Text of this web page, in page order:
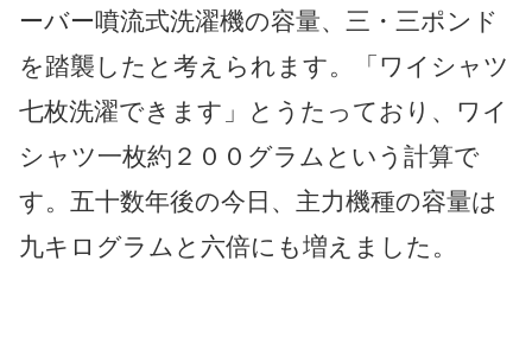
ーバー噴流式洗濯機の容量、三・三ポンド
を踏襲したと考えられます。「ワイシャツ
七枚洗濯できます」とうたっており、ワイ
シャツ一枚約２００グラムという計算で
す。五十数年後の今日、主力機種の容量は
九キログラムと六倍にも増えました。